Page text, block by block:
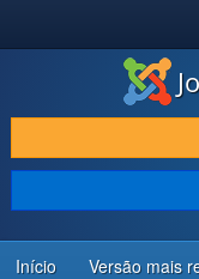
BAIXAR E APRIMORAR
DESCUBRA & APRENDA
COMUNIDADE &
RECURSOS PARA
Início Versão mais